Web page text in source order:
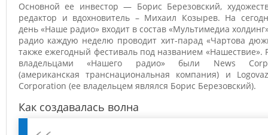
Основной ее инвестор — Борис Березовский,
редактор и вдохновитель – Михаил Козырев. На
день «Наше радио» входит в состав «Мультимедиа
радио каждую неделю проводит хит-парад «Чартова
также ежегодный фестиваль под названием «Нашествие».
владельцами «Нашего радио» были News
(американская транснациональная компания) и
Corporation (ее владельцем являлся Борис Березовский).
Как создавалась волна